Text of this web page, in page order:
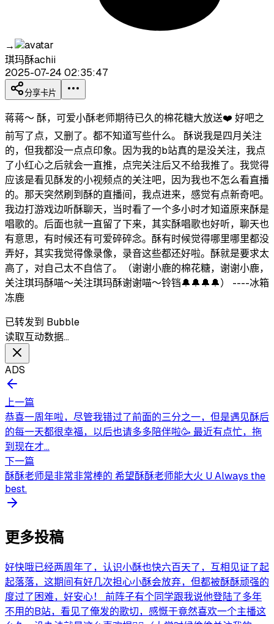
→
琪玛酥achii
2025-07-24 02:35:47
分享卡片
蒋蒋～ 酥，可爱小酥老师期待已久的棉花糖大放送❤️ 好吧之
前写了点，又删了。都不知道写些什么。 酥说我是四月关注
的，但我都没一点点印象。因为我的b站真的是没关注，我点
了小红心之后就会一直推，点完关注后又不给我推了。我觉得
应该是看见酥发的小视频点的关注吧，因为我也不怎么看直播
的。那天突然刷到酥的直播间，我点进来，感觉有点新奇吧。
我边打游戏边听酥聊天，当时看了一个多小时才知道原来酥是
唱歌的。后面也就一直留了下来，其实酥唱歌也好听，聊天也
有意思，有时候还有可爱碎碎念。酥有时候觉得哪里哪里都没
弄好，其实我觉得像录像，录音这些都还好啦。酥就是要求太
高了，对自己太不自信了。（谢谢小鹿的棉花糖，谢谢小鹿，
关注琪玛酥喵～关注琪玛酥谢谢喵～铃铛🔔🔔🔔🔔） ----冰箱
冻鹿
已转发到 Bubble
读取互动数据…
ADS
上一篇
恭喜一周年啦，尽管我错过了前面的三分之一，但是遇见酥后
的每一天都很幸福，以后也请多多陪伴啦🥳 最近有点忙，拖
到现在才...
下一篇
酥酥老师是非常非常棒的 希望酥酥老师能大火 U Always the
best.
更多投稿
好快哦已经两周年了，认识小酥也快六百天了，互相见证了起
起落落，这期间有好几次担心小酥会放弃，但都被酥酥顽强的
度过了困难，好安心！ 前阵子有个同学跟我说他登陆了多年
不用的B站，看见了俺发的歌切，感慨于竟然喜欢一个主播这